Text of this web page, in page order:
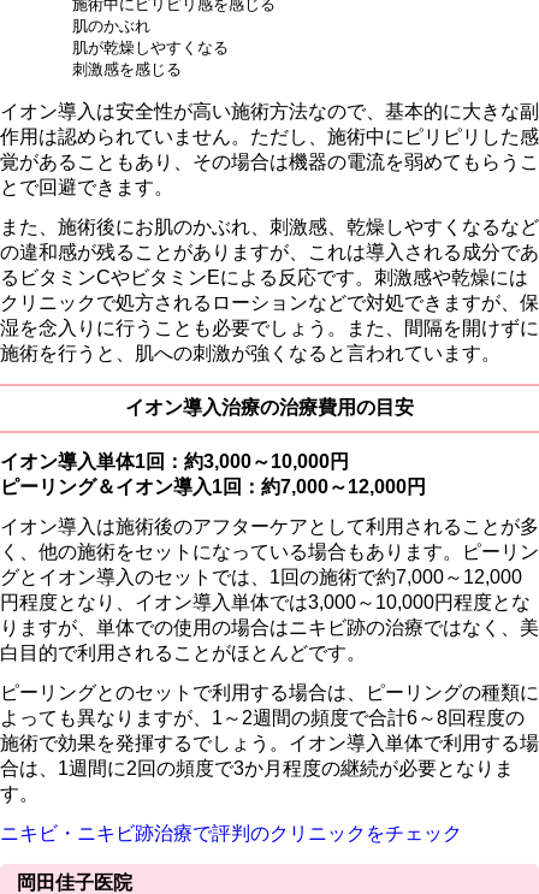
施術中にピリピリ感を感じる
肌のかぶれ
肌が乾燥しやすくなる
刺激感を感じる
イオン導入は安全性が高い施術方法なので、基本的に大きな副
作用は認められていません。ただし、施術中にピリピリした感
覚があることもあり、その場合は機器の電流を弱めてもらうこ
とで回避できます。
また、施術後にお肌のかぶれ、刺激感、乾燥しやすくなるなど
の違和感が残ることがありますが、これは導入される成分であ
るビタミンCやビタミンEによる反応です。刺激感や乾燥には
クリニックで処方されるローションなどで対処できますが、保
湿を念入りに行うことも必要でしょう。また、間隔を開けずに
施術を行うと、肌への刺激が強くなると言われています。
イオン導入治療の治療費用の目安
イオン導入単体1回：約3,000～10,000円
ピーリング＆イオン導入1回：約7,000～12,000円
イオン導入は施術後のアフターケアとして利用されることが多
く、他の施術をセットになっている場合もあります。ピーリン
グとイオン導入のセットでは、1回の施術で約7,000～12,000
円程度となり、イオン導入単体では3,000～10,000円程度とな
りますが、単体での使用の場合はニキビ跡の治療ではなく、美
白目的で利用されることがほとんどです。
ピーリングとのセットで利用する場合は、ピーリングの種類に
よっても異なりますが、1～2週間の頻度で合計6～8回程度の
施術で効果を発揮するでしょう。イオン導入単体で利用する場
合は、1週間に2回の頻度で3か月程度の継続が必要となりま
す。
ニキビ・ニキビ跡治療で評判のクリニックをチェック
岡田佳子医院